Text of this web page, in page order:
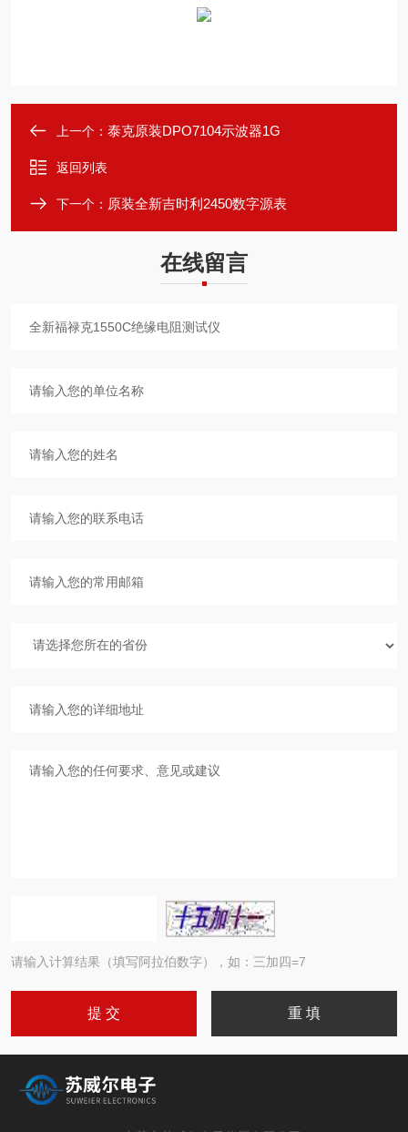
上一个： 泰克原装DPO7104示波器1G
返回列表
下一个： 原装全新吉时利2450数字源表
在线留言
请输入计算结果（填写阿拉伯数字），如：三加四=7